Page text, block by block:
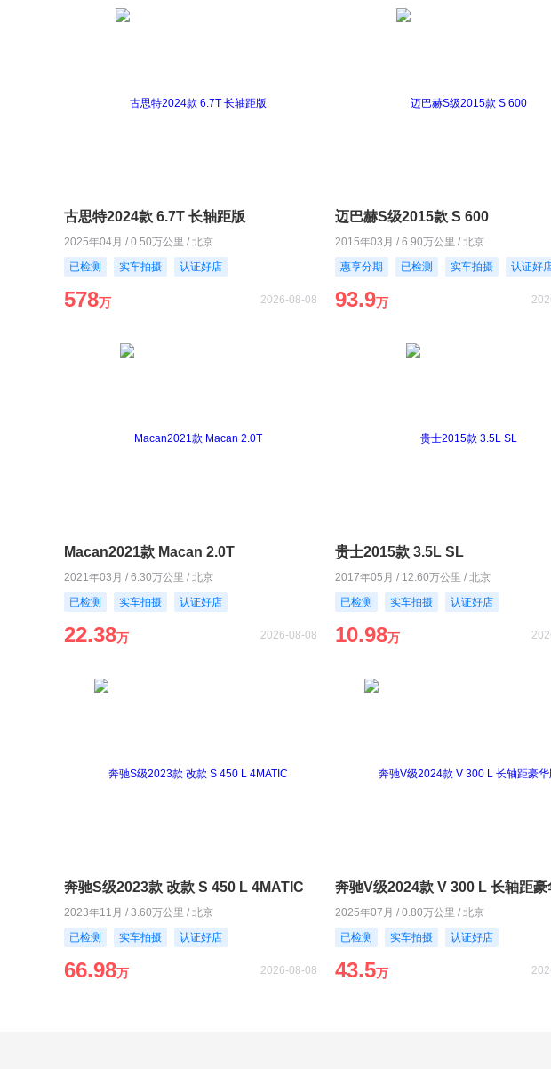
古思特2024款 6.7T 长轴距版
2025年04月 / 0.50万公里 / 北京
已检测
实车拍摄 认证好店
578万 2026-08-08
迈巴赫S级2015款 S 600
2015年03月 / 6.90万公里 / 北京
惠享分期
已检测 实车拍摄 认证好
93.9万
Macan2021款 Macan 2.0T
2021年03月 / 6.30万公里 / 北京
已检测
实车拍摄 认证好店
22.38万 2026-08-08
贵士2015款 3.5L SL
2017年05月 / 12.60万公里 / 北京
已检测
实车拍摄 认证好店
10.98万
奔驰S级2023款 改款 S 450 L 4MATIC
2023年11月 / 3.60万公里 / 北京
已检测
实车拍摄 认证好店
66.98万 2026-08-08
奔驰V级2024款 V 300 L 长轴距豪
2025年07月 / 0.80万公里 / 北京
已检测
实车拍摄 认证好店
43.5万